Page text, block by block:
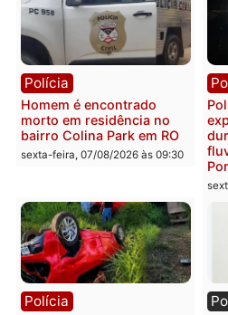
transparência e legalidade
na operação alvo da PF
sexta-feira, 07/08/2026 às 12:24
Casal é preso pela PRF
com mais de 72 quilos de
mercúrio escondidos em
estepe em Porto Velho
sexta-feira, 07/08/2026 às 09:38